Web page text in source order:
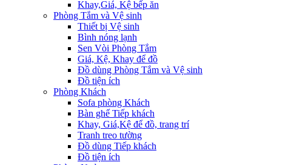
Khay,Giá, Kệ bếp ăn
Phòng Tắm và Vệ sinh
Thiết bị Vệ sinh
Bình nóng lạnh
Sen Vòi Phòng Tắm
Giá, Kệ, Khay để đồ
Đồ dùng Phòng Tắm và Vệ sinh
Đồ tiện ích
Phòng Khách
Sofa phòng Khách
Bàn ghế Tiếp khách
Khay, Giá,Kệ để đồ, trang trí
Tranh treo tường
Đồ dùng Tiếp khách
Đồ tiện ích